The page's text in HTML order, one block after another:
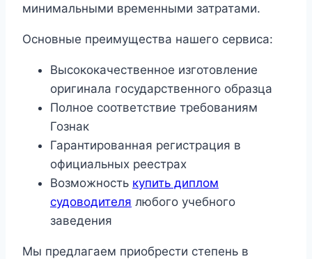
минимальными временными затратами.
Основные преимущества нашего сервиса:
Высококачественное изготовление
оригинала государственного образца
Полное соответствие требованиям
Гознак
Гарантированная регистрация в
официальных реестрах
Возможность купить диплом
судоводителя любого учебного
заведения
Мы предлагаем приобрести степень в